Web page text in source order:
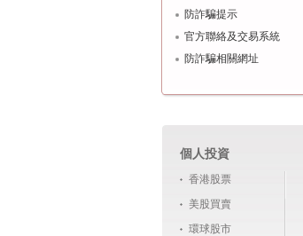
防詐騙提示
官方聯絡及交易系統
防詐騙相關網址
個人投資
香港股票
美股買賣
環球股市